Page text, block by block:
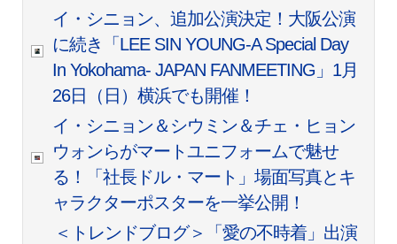
イ・シニョン、追加公演決定！大阪公演
に続き「LEE SIN YOUNG-A Special Day
In Yokohama- JAPAN FANMEETING」1月
26日（日）横浜でも開催！
イ・シニョン＆シウミン＆チェ・ヒョン
ウォンらがマートユニフォームで魅せ
る！「社長ドル・マート」場面写真とキ
ャラクターポスターを一挙公開！
＜トレンドブログ＞「愛の不時着」出演